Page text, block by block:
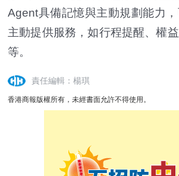
Agent具備記憶與主動規劃能力
主動提供服務，如行程提醒、權
等。
責任編輯：楊琪
香港商報版權所有，未經書面允許不得使用。